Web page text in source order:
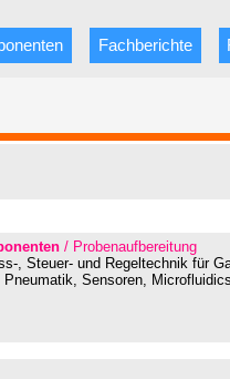
Fachberichte
/ Probenaufbereitung
, Steuer- und Regeltechnik für
Sensoren,